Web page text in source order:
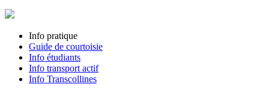
Info pratique
Guide de courtoisie
Info étudiants
Info transport actif
Info Transcollines